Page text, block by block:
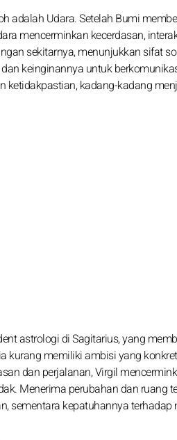
adalah Udara. Setelah Bumi
mencerminkan kecerdasan,
sekitarnya, menunjukkan sifat
keinginannya untuk
ketidakpastian, kadang-kadang
astrologi di Sagitarius, yang
kurang memiliki ambisi yang
dan perjalanan, Virgil
Menerima perubahan dan
sementara kepatuhannya